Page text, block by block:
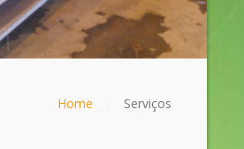
Home Serviços